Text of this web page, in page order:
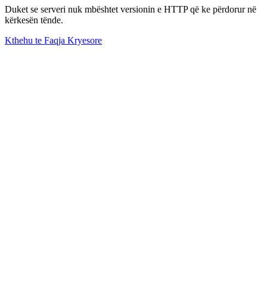
Duket se serveri nuk mbështet versionin e HTTP që ke përdorur në
kërkesën tënde.
Kthehu te Faqja Kryesore